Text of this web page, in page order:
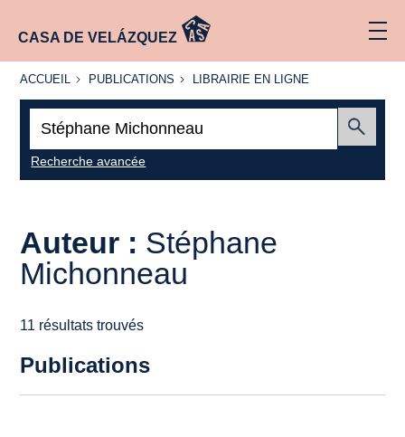
CASA DE VELÁZQUEZ
ACCUEIL
ACCUEIL PUBLICATIONS
PUBLICATIONS
LIBRAIRIE
LIBRAIRIE EN LIGNE
Recherche avancée
Auteur : Stéphane
Michonneau
11 résultats trouvés
Publications